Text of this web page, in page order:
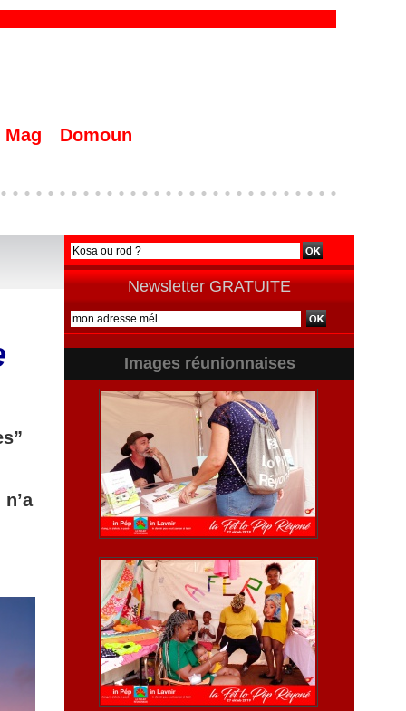
Mag Domoun
Newsletter GRATUITE
Images réunionnaises